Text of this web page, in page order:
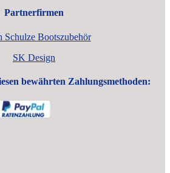
Partnerfirmen
Schulze Bootszubehör
SK Design
bewährten Zahlungsmethoden: